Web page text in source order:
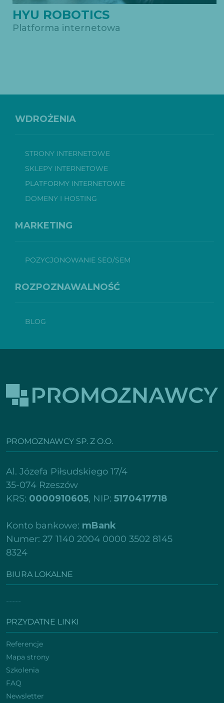
HYU ROBOTICS
Platforma internetowa
WDROŻENIA
STRONY INTERNETOWE
SKLEPY INTERNETOWE
PLATFORMY INTERNETOWE
DOMENY I HOSTING
MARKETING
POZYCJONOWANIE SEO/SEM
ROZPOZNAWALNOŚĆ
BLOG
PROMOZNAWCY SP. Z O.O.
Al. Józefa Piłsudskiego 17/4
35-074 Rzeszów
KRS: 0000910605, NIP: 5170417718
Konto bankowe: mBank
Numer: 27 1140 2004 0000 3502 8145
8324
BIURA LOKALNE
-----
PRZYDATNE LINKI
Referencje
Mapa strony
Szkolenia
FAQ
Newsletter